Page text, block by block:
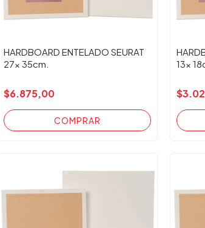
HARDBOARD ENTELADO SEURAT
27x 35cm.
$6.875,00
13x